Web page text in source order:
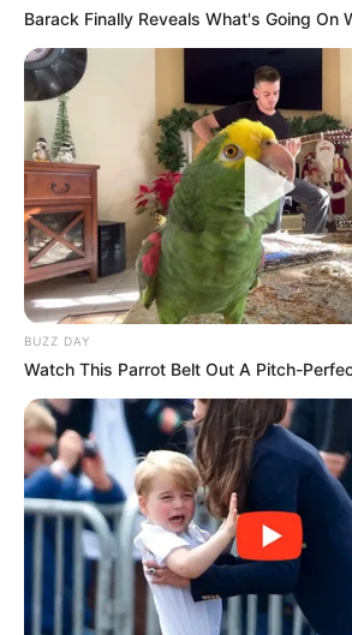
Barack Finally Reveals What's Going On
BUZZ DAY
Watch This Parrot Belt Out A Pitch-